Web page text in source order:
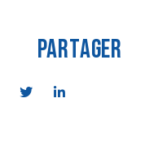
PARTAGER